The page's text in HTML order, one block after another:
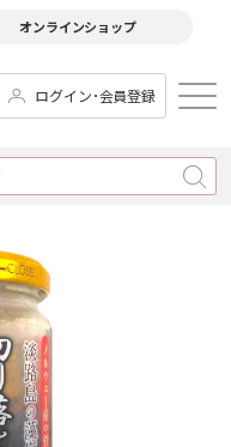
オンラインショップ
ログイン･会員登録